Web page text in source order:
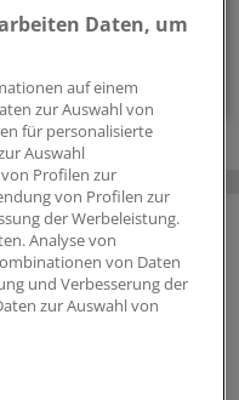
anmelden
Nordrhein ist ein
Daten, um
auf einem
zur Auswahl von
für personalisierte
Auswahl
Profilen zur
von Profilen zur
der Werbeleistung.
Analyse von
von Daten
und Verbesserung der
zur Auswahl von